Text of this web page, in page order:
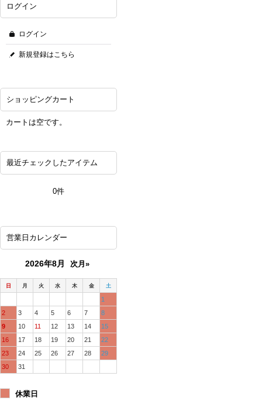
ログイン
ログイン
新規登録はこちら
ショッピングカート
カートは空です。
最近チェックしたアイテム
0件
営業日カレンダー
2026年8月 次月»
日 月 火 水 木 金 土
1
2
3 4 5 6 7
8
9
10 11 12 13 14
15
16
17 18 19 20 21
22
23
24 25 26 27 28
29
30
31
休業日